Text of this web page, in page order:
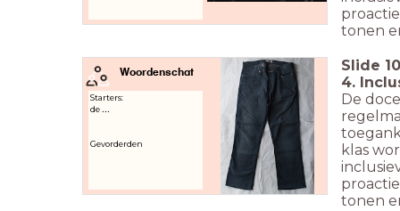
tonen
Woordenschat
Starters:
de...
Gevorderden
Slide 10
4.
De
klas
tonen